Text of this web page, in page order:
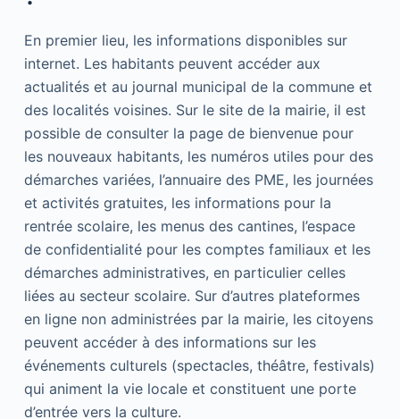
En premier lieu, les informations disponibles sur
internet. Les habitants peuvent accéder aux
actualités et au journal municipal de la commune et
des localités voisines. Sur le site de la mairie, il est
possible de consulter la page de bienvenue pour
les nouveaux habitants, les numéros utiles pour des
démarches variées, l’annuaire des PME, les journées
et activités gratuites, les informations pour la
rentrée scolaire, les menus des cantines, l’espace
de confidentialité pour les comptes familiaux et les
démarches administratives, en particulier celles
liées au secteur scolaire. Sur d’autres plateformes
en ligne non administrées par la mairie, les citoyens
peuvent accéder à des informations sur les
événements culturels (spectacles, théâtre, festivals)
qui animent la vie locale et constituent une porte
d’entrée vers la culture.